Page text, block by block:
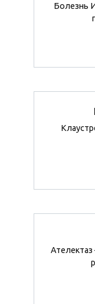
Болезнь